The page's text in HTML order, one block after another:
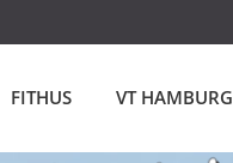
FITHUS VT HAMBURG